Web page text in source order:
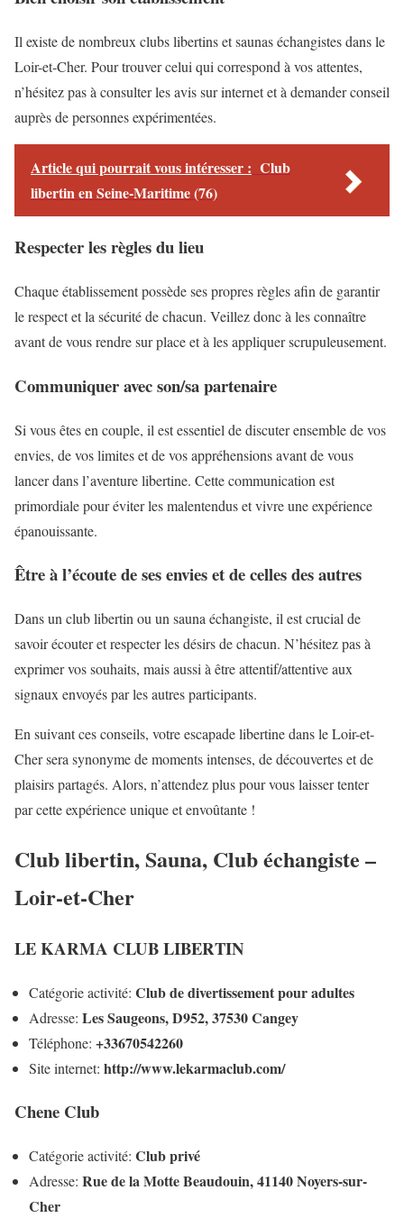
Il existe de nombreux clubs libertins et saunas échangistes dans le
Loir-et-Cher. Pour trouver celui qui correspond à vos attentes,
n’hésitez pas à consulter les avis sur internet et à demander conseil
auprès de personnes expérimentées.
Article qui pourrait vous intéresser : Club
libertin en Seine-Maritime (76)
Respecter les règles du lieu
Chaque établissement possède ses propres règles afin de garantir
le respect et la sécurité de chacun. Veillez donc à les connaître
avant de vous rendre sur place et à les appliquer scrupuleusement.
Communiquer avec son/sa partenaire
Si vous êtes en couple, il est essentiel de discuter ensemble de vos
envies, de vos limites et de vos appréhensions avant de vous
lancer dans l’aventure libertine. Cette communication est
primordiale pour éviter les malentendus et vivre une expérience
épanouissante.
Être à l’écoute de ses envies et de celles des autres
Dans un club libertin ou un sauna échangiste, il est crucial de
savoir écouter et respecter les désirs de chacun. N’hésitez pas à
exprimer vos souhaits, mais aussi à être attentif/attentive aux
signaux envoyés par les autres participants.
En suivant ces conseils, votre escapade libertine dans le Loir-et-
Cher sera synonyme de moments intenses, de découvertes et de
plaisirs partagés. Alors, n’attendez plus pour vous laisser tenter
par cette expérience unique et envoûtante !
Club libertin, Sauna, Club échangiste –
Loir-et-Cher
LE KARMA CLUB LIBERTIN
Catégorie activité: Club de divertissement pour adultes
Adresse: Les Saugeons, D952, 37530 Cangey
Téléphone: +33670542260
Site internet: http://www.lekarmaclub.com/
Chene Club
Catégorie activité: Club privé
Adresse: Rue de la Motte Beaudouin, 41140 Noyers-sur-
Cher